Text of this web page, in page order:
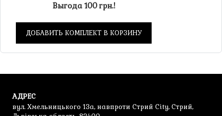
Выгода 100 грн.!
ДОБАВИТЬ КОМПЛЕКТ В КОРЗИНУ
АДРЕС
вул. Хмельницького 13а, навпроти Стрий City, Стрий,